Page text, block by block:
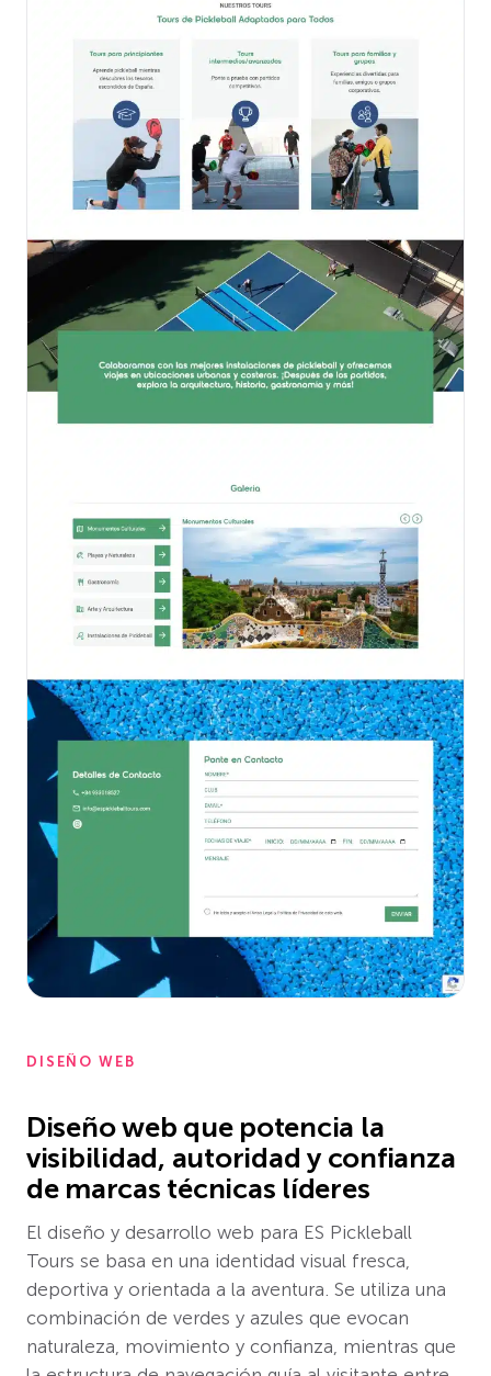
DISEÑO WEB
Diseño web que potencia la
visibilidad, autoridad y confianza
de marcas técnicas líderes
El diseño y desarrollo web para ES Pickleball
Tours se basa en una identidad visual fresca,
deportiva y orientada a la aventura. Se utiliza una
combinación de verdes y azules que evocan
naturaleza, movimiento y confianza, mientras que